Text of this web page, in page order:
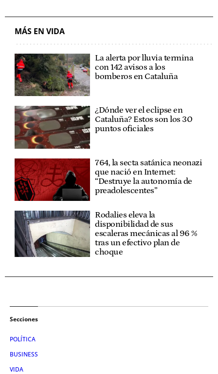
MÁS EN VIDA
La alerta por lluvia termina
con 142 avisos a los
bomberos en Cataluña
¿Dónde ver el eclipse en
Cataluña? Estos son los 30
puntos oficiales
764, la secta satánica neonazi
que nació en Internet:
“Destruye la autonomía de
preadolescentes”
Rodalies eleva la
disponibilidad de sus
escaleras mecánicas al 96 %
tras un efectivo plan de
choque
Secciones
POLÍTICA
BUSINESS
VIDA